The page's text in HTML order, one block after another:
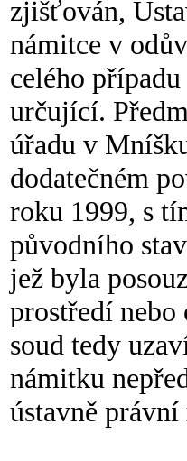
zjišťován,
námitce v
celého
určující.
úřadu v
dodatečném
roku 1999, s
původního
jež byla
prostředí nebo
soud tedy
námitku
ústavně